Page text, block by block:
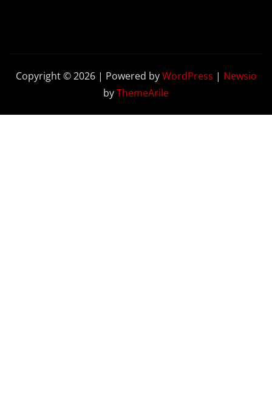
Copyright © 2026 | Powered byWordPress | Newsio
byThemeArile